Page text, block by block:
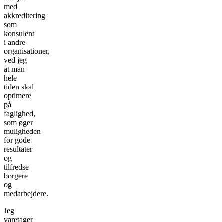
med
akkreditering
som
konsulent
i andre
organisationer,
ved jeg
at man
hele
tiden skal
optimere
på
faglighed,
som øger
muligheden
for gode
resultater
og
tilfredse
borgere
og
medarbejdere.
Jeg
varetager